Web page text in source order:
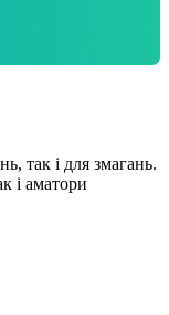
так і для змагань.
і аматори